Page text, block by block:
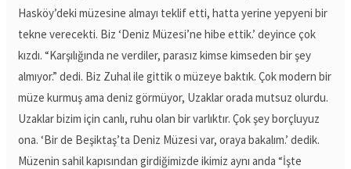
Hasköy’deki müzesine almayı teklif etti, hatta yerine yepyeni bir
tekne verecekti. Biz ‘Deniz Müzesi’ne hibe ettik.’ deyince çok
kızdı. “Karşılığında ne verdiler, parasız kimse kimseden bir şey
almıyor.” dedi. Biz Zuhal ile gittik o müzeye baktık. Çok modern bir
müze kurmuş ama deniz görmüyor, Uzaklar orada mutsuz olurdu.
Uzaklar bizim için canlı, ruhu olan bir varlıktır. Çok şey borçluyuz
ona. ‘Bir de Beşiktaş’ta Deniz Müzesi var, oraya bakalım.’ dedik.
Müzenin sahil kapısından girdiğimizde ikimiz aynı anda “İşte